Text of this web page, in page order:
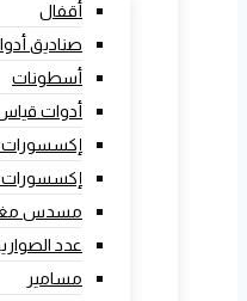
أقفال
صناديق
أسطونات
أدوات
إكسسورات
إكسسورات
مسدس
عدد
مسامير